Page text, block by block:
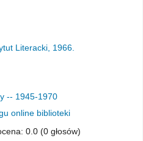
Literacki, 1966.
-- 1945-1970
online biblioteki
0.0 (0 głosów)